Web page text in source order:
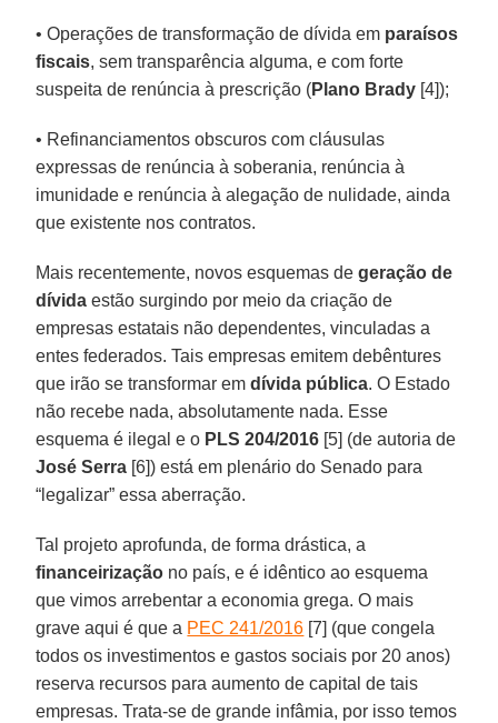
• Operações de transformação de dívida em paraísos
fiscais, sem transparência alguma, e com forte
suspeita de renúncia à prescrição (Plano Brady [4]);
• Refinanciamentos obscuros com cláusulas
expressas de renúncia à soberania, renúncia à
imunidade e renúncia à alegação de nulidade, ainda
que existente nos contratos.
Mais recentemente, novos esquemas degeração de
dívida estão surgindo por meio da criação de
empresas estatais não dependentes, vinculadas a
entes federados. Tais empresas emitem debêntures
que irão se transformar em dívida pública. O Estado
não recebe nada, absolutamente nada. Esse
esquema é ilegal e o PLS 204/2016 [5] (de autoria de
José Serra [6]) está em plenário do Senado para
“legalizar” essa aberração.
Tal projeto aprofunda, de forma drástica, a
financeirização no país, e é idêntico ao esquema
que vimos arrebentar a economia grega. O mais
grave aqui é que a PEC 241/2016 [7] (que congela
todos os investimentos e gastos sociais por 20 anos)
reserva recursos para aumento de capital de tais
empresas. Trata-se de grande infâmia, por isso temos